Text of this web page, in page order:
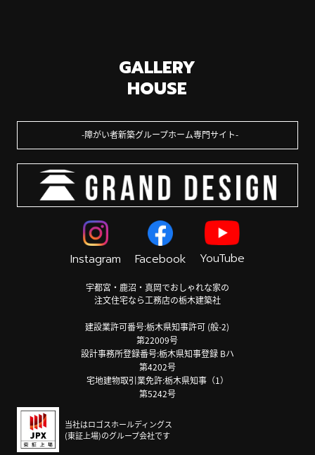
GALLERY
HOUSE
障がい者新築グループホーム専門サイト
Instagram Facebook YouTube
宇都宮・鹿沼・真岡でおしゃれな家の
注文住宅なら工務店の栃木建築社
建設業許可番号:栃木県知事許可 (般-2)
第22009号
設計事務所登録番号:栃木県知事登録 Bハ
第4202号
宅地建物取引業免許:栃木県知事（1）
第5242号
当社はロゴスホールディングス
(東証上場)のグループ会社です